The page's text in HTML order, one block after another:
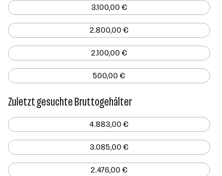
3.100,00 €
2.800,00 €
2.100,00 €
500,00 €
Zuletzt gesuchte Bruttogehälter
4.883,00 €
3.085,00 €
2.476,00 €